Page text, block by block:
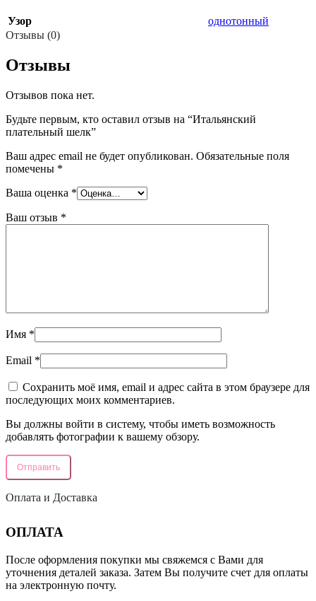
Узор
однотонный
Отзывы (0)
Отзывы
Отзывов пока нет.
Будьте первым, кто оставил отзыв на “Итальянский
плательный шелк”
Ваш адрес email не будет опубликован. Обязательные поля
помечены *
Ваша оценка *
Ваш отзыв *
Имя *
Email *
Сохранить моё имя, email и адрес сайта в этом браузере для
последующих моих комментариев.
Вы должны войти в систему, чтобы иметь возможность
добавлять фотографии к вашему обзору.
Оплата и Доставка
ОПЛАТА
После оформления покупки мы свяжемся с Вами для
уточнения деталей заказа. Затем Вы получите счет для оплаты
на электронную почту.